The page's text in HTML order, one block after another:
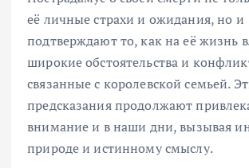
её личные страхи и ожидания, но и
подтверждают то, как на её жизнь
широкие обстоятельства и
связанные с королевской семьей.
предсказания продолжают
внимание и в наши дни, вызывая
природе и истинному смыслу.